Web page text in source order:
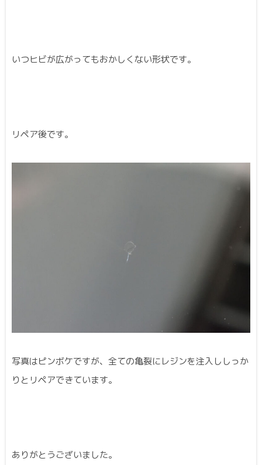
いつヒビが広がってもおかしくない形状です。
リペア後です。
写真はピンボケですが、全ての亀裂にレジンを注入ししっか
りとリペアできています。
ありがとうございました。